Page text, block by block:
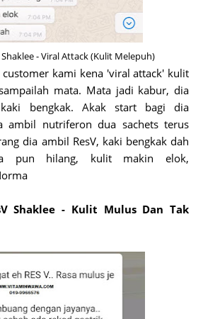
- Viral Attack (Kulit Melepuh)
customer kami kena 'viral attack' kulit
mata. Mata jadi kabur, dia
bengkak. Akak start bagi dia
ambil nutriferon dua sachets terus
dia ambil ResV, kaki bengkak dah
pun hilang, kulit makin elok,
Shaklee - Kulit Mulus Dan Tak